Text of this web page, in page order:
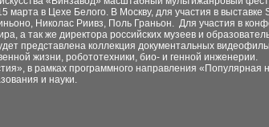
марта в Цехе Белого. В Москву, для участия в
Николас Риивз, Поль Граньон. Для участия в
а так же директора российских музеев и
представлена коллекция документальных
жизни, робототехники, био- и генной инженерии.
в рамках программного направления
и науки.